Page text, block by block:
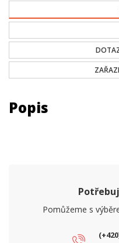
Popis
Pomůžeme s